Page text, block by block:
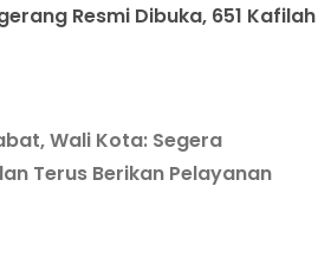
Resmi Dibuka, 651 Kafilah
Wali Kota: Segera
Terus Berikan Pelayanan